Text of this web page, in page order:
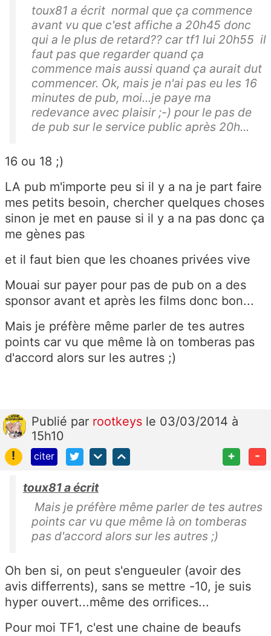
toux81 a écrit normal que ça commence
avant vu que c'est affiche a 20h45 donc
qui a le plus de retard?? car tf1 lui 20h55 il
faut pas que regarder quand ça
commence mais aussi quand ça aurait dut
commencer. Ok, mais je n'ai pas eu les 16
minutes de pub, moi...je paye ma
redevance avec plaisir ;-) pour le pas de
de pub sur le service public après 20h...
16 ou 18 ;)
LA pub m'importe peu si il y a na je part faire
mes petits besoin, chercher quelques choses
sinon je met en pause si il y a na pas donc ça
me gènes pas
et il faut bien que les choanes privées vive
Mouai sur payer pour pas de pub on a des
sponsor avant et après les films donc bon...
Mais je préfère même parler de tes autres
points car vu que même là on tomberas pas
d'accord alors sur les autres ;)
Publié par rootkeys le 03/03/2014 à
15h10
!
citer + -
toux81 a écrit
Mais je préfère même parler de tes autres
points car vu que même là on tomberas
pas d'accord alors sur les autres ;)
Oh ben si, on peut s'engueuler (avoir des
avis differrents), sans se mettre -10, je suis
hyper ouvert...même des orrifices...
Pour moi TF1, c'est une chaine de beaufs